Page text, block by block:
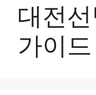
대전
가이드